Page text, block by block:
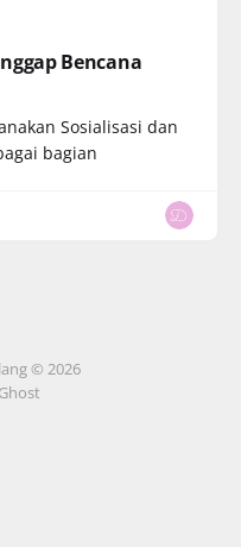
Bencana
Sosialisasi dan
bagian
© 2026